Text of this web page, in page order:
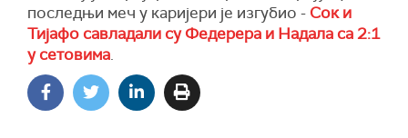
последњи меч у каријери је изгубио - Сок и
Тијафо савладали су Федерера и Надала са 2:1
у сетовима.